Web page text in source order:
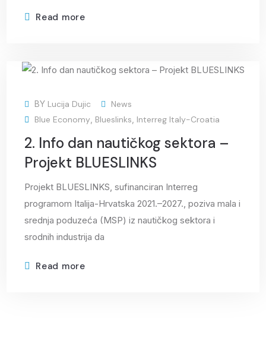
Read more
Sep
BY Lucija Dujic
News
Blue Economy Blueslinks Interreg Italy-Croatia
2. Info dan nautičkog sektora –
Projekt BLUESLINKS
Projekt BLUESLINKS, sufinanciran Interreg
programom Italija-Hrvatska 2021.–2027., poziva mala i
srednja poduzeća (MSP) iz nautičkog sektora i
srodnih industrija da
Read more